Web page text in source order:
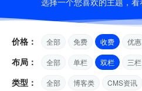
价格： 全部 免费 收费 优惠
布局： 全部 单栏 双栏 三栏
类型： 全部 博客类 CMS资讯